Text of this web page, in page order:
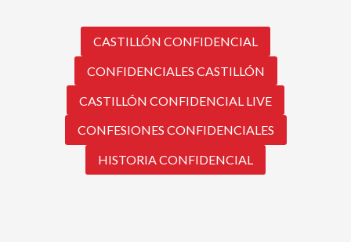
CASTILLÓN CONFIDENCIAL
CONFIDENCIALES CASTILLÓN
CASTILLÓN CONFIDENCIAL LIVE
CONFESIONES CONFIDENCIALES
HISTORIA CONFIDENCIAL